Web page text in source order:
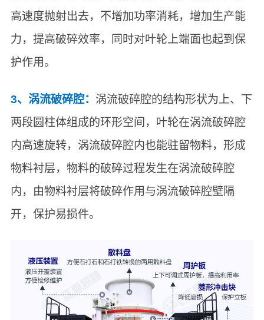
高速度抛射出去，不增加功率消耗，增加生产能
力，提高破碎效率，同时对叶轮上端面也起到保
护作用。
3、涡流破碎腔： 涡流破碎腔的结构形状为上、下
两段圆柱体组成的环形空间，叶轮在涡流破碎腔
内高速旋转，涡流破碎腔内也能驻留物料，形成
物料衬层，物料的破碎过程发生在涡流破碎腔
内，由物料衬层将破碎作用与涡流破碎腔壁隔
开，保护易损件。